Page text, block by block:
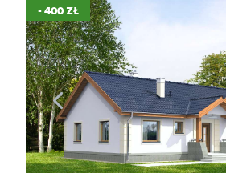
- 400 ZŁ